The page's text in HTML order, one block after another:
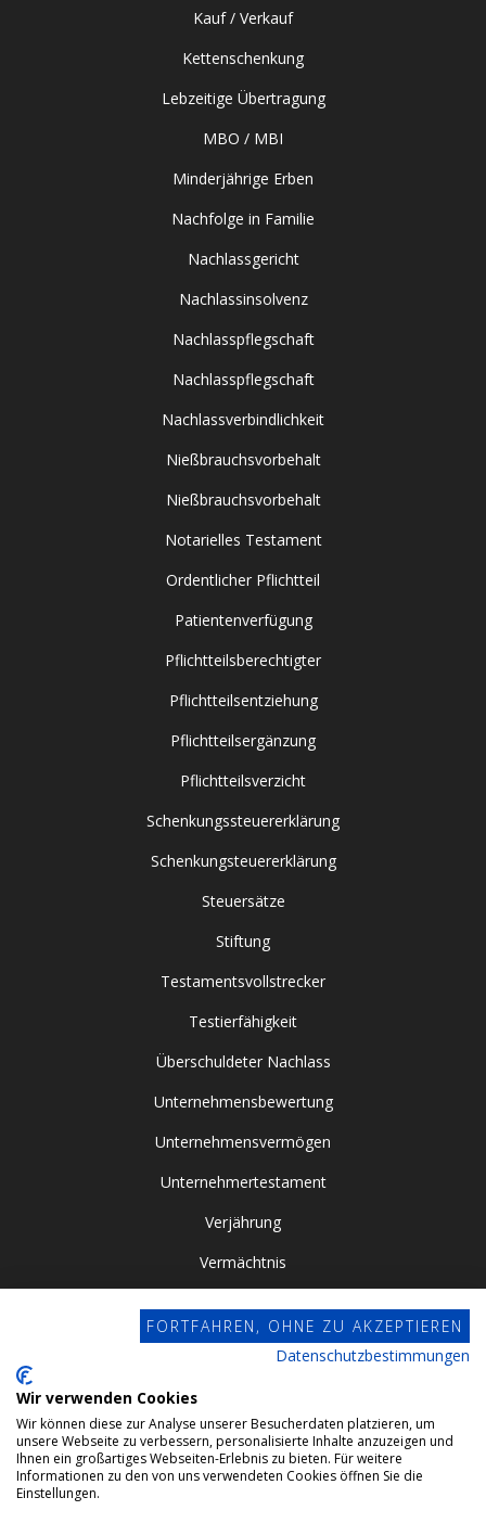
Kauf / Verkauf
Kettenschenkung
Lebzeitige Übertragung
MBO / MBI
Minderjährige Erben
Nachfolge in Familie
Nachlassgericht
Nachlassinsolvenz
Nachlasspflegschaft
Nachlasspflegschaft
Nachlassverbindlichkeit
Nießbrauchsvorbehalt
Nießbrauchsvorbehalt
Notarielles Testament
Ordentlicher Pflichtteil
Patientenverfügung
Pflichtteilsberechtigter
Pflichtteilsentziehung
Pflichtteilsergänzung
Pflichtteilsverzicht
Schenkungssteuererklärung
Schenkungsteuererklärung
Steuersätze
Stiftung
Testamentsvollstrecker
Testierfähigkeit
Überschuldeter Nachlass
Unternehmensbewertung
Unternehmensvermögen
Unternehmertestament
Verjährung
Vermächtnis
Vorsorgevollmacht
Datenschutz
Impressum
FORTFAHREN, OHNE ZU AKZEPTIEREN
Datenschutzbestimmungen
Wir verwenden Cookies
Wir können diese zur Analyse unserer Besucherdaten platzieren, um
unsere Webseite zu verbessern, personalisierte Inhalte anzuzeigen und
Ihnen ein großartiges Webseiten-Erlebnis zu bieten. Für weitere
Informationen zu den von uns verwendeten Cookies öffnen Sie die
Einstellungen.